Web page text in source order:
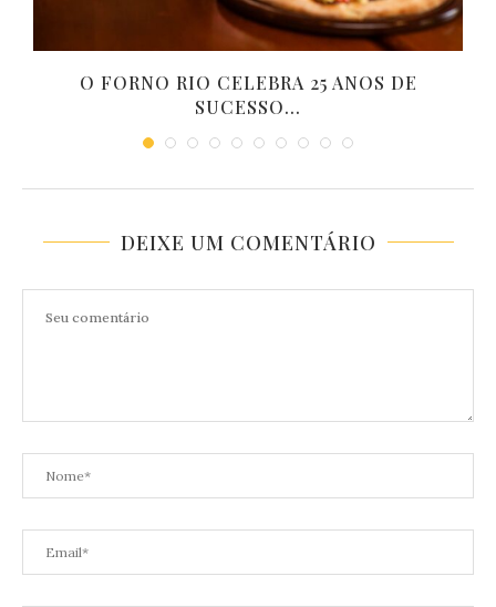
O FORNO RIO CELEBRA 25 ANOS DE
SUCESSO...
DEIXE UM COMENTÁRIO